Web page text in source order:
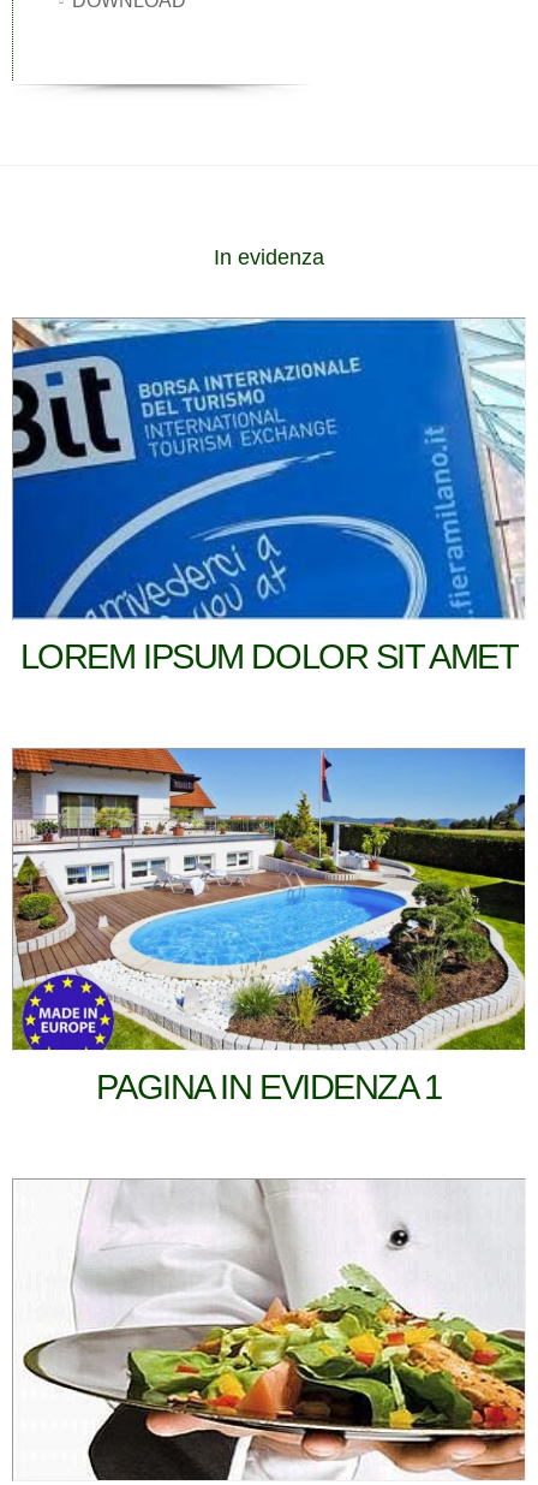
In evidenza
LOREM IPSUM DOLOR SIT AMET
PAGINA IN EVIDENZA 1